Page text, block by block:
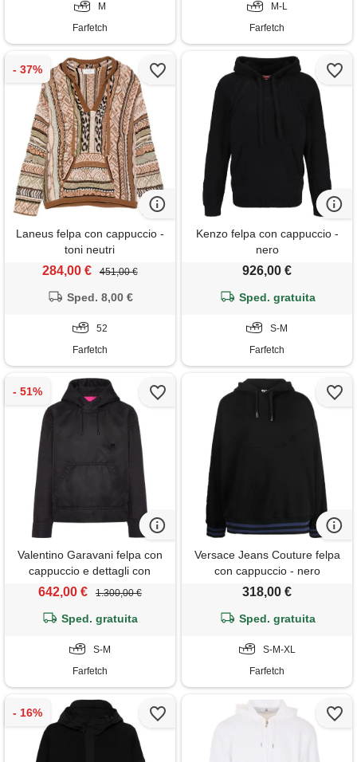
M
Farfetch
M-L
Farfetch
Laneus felpa con cappuccio -
toni neutri
284,00 € 451,00 €
Sped. 8,00 €
52
Farfetch
Kenzo felpa con cappuccio -
nero
926,00 €
Sped. gratuita
S-M
Farfetch
Valentino Garavani felpa con
cappuccio e dettagli con
borchie - nero
642,00 € 1.300,00 €
Sped. gratuita
S-M
Farfetch
Versace Jeans Couture felpa
con cappuccio - nero
318,00 €
Sped. gratuita
S-M-XL
Farfetch